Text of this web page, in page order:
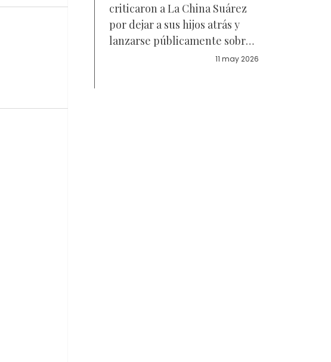
criticaron a La China Suárez
por dejar a sus hijos atrás y
lanzarse públicamente sobre
11 may 2026